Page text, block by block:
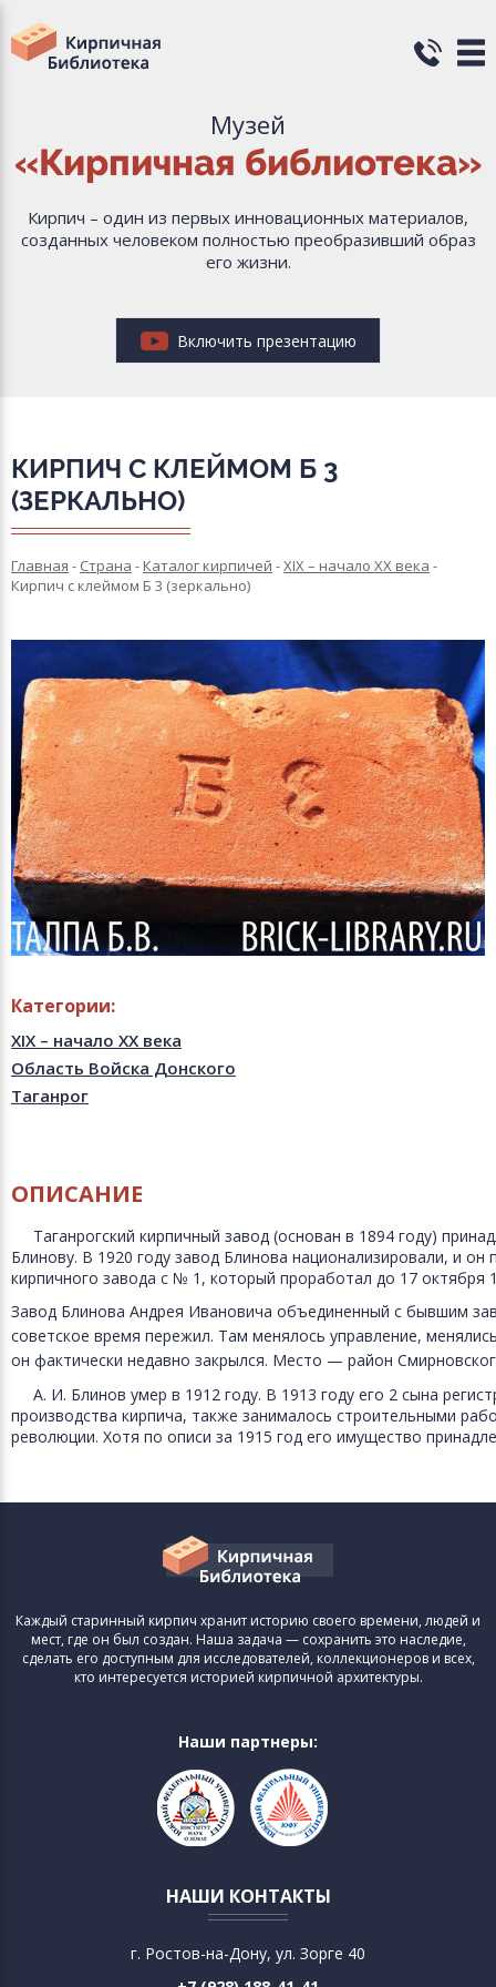
Музей
«Кирпичная библиотека»
Кирпич – один из первых инновационных материалов,
созданных человеком полностью преобразивший образ
его жизни.
Включить презентацию
КИРПИЧ С КЛЕЙМОМ Б 3
(ЗЕРКАЛЬНО)
Главная - Страна - Каталог кирпичей -XIX – начало XX века -
Кирпич с клеймом Б 3 (зеркально)
Категории:
XIX – начало XX века
Область Войска Донского
Таганрог
ОПИСАНИЕ
Таганрогский кирпичный завод (основан в 1894 году)
Блинову. В 1920 году завод Блинова национализировали, и он
кирпичного завода с № 1, который проработал до 17 октября
Завод Блинова Андрея Ивановича объединенный с бывшим
советское время пережил. Там менялось управление,
он фактически недавно закрылся. Место — район
А. И. Блинов умер в 1912 году. В 1913 году его 2 сына
производства кирпича, также занималось строительными
революции. Хотя по описи за 1915 год его имущество
Каждый старинный кирпич хранит историю своего времени, людей и
мест, где он был создан. Наша задача — сохранить это наследие,
сделать его доступным для исследователей, коллекционеров и всех,
кто интересуется историей кирпичной архитектуры.
Наши партнеры:
НАШИ КОНТАКТЫ
г. Ростов-на-Дону, ул. Зорге 40